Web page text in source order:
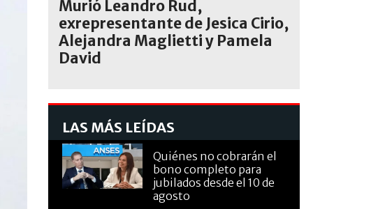
Murió Leandro Rud,
exrepresentante de Jesica Cirio,
Alejandra Maglietti y Pamela
David
LAS MÁS LEÍDAS
Quiénes no cobrarán el
bono completo para
jubilados desde el 10 de
agosto